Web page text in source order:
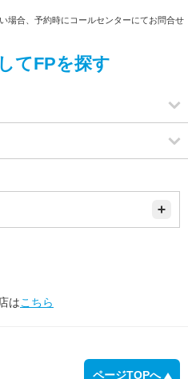
場合、予約時にコールセンターにてお問合せ
てFPを探す
はこちら
ページTOPへ